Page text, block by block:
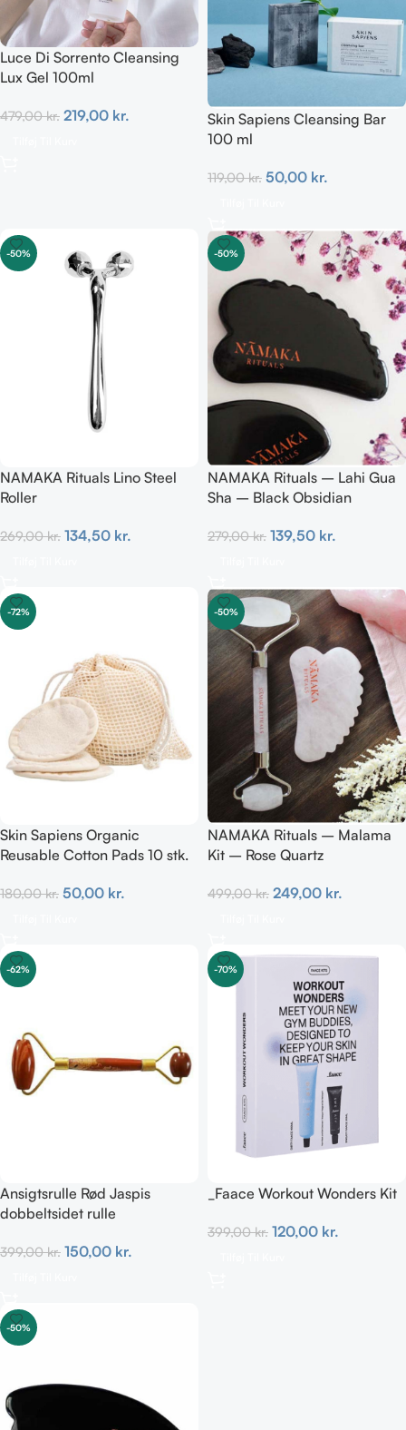
Luce Di Sorrento Cleansing
Lux Gel 100ml
479,00kr. 219,00 kr.
Skin Sapiens Cleansing Bar
100 ml
119,00kr. 50,00 kr.
-50%
NAMAKA Rituals Lino Steel
Roller
269,00kr. 134,50 kr.
-50%
NAMAKA Rituals – Lahi Gua
Sha – Black Obsidian
279,00kr. 139,50 kr.
-72%
Skin Sapiens Organic
Reusable Cotton Pads 10 stk.
180,00kr. 50,00 kr.
-50%
NAMAKA Rituals – Malama
Kit – Rose Quartz
499,00kr. 249,00 kr.
-62%
Ansigtsrulle Rød Jaspis
dobbeltsidet rulle
399,00kr. 150,00 kr.
-70%
_Faace Workout Wonders Kit
399,00kr. 120,00 kr.
-50%